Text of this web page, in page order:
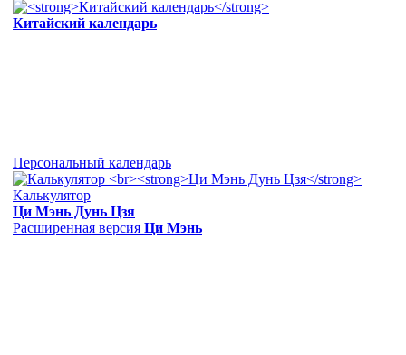
Китайский календарь
Персональный календарь
Калькулятор
Ци Мэнь Дунь Цзя
Расширенная версия Ци Мэнь